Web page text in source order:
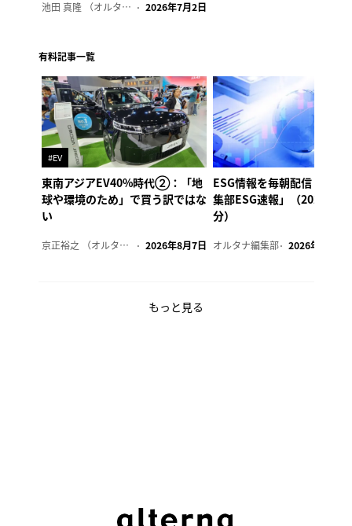
池田 真隆 （オルタナ輪番編集長） 2026年7月2日
有料記事一覧
#EV
東南アジアEV40%時代②：「地
球や環境のため」で買う訳ではな
い
京正裕之 （オルタナ副編集長） 2026年8月7日
ESG情報を毎朝配信「オル
集部ESG速報」（2026年8
分）
オルタナ編集部 2026年8月7日
もっと見る